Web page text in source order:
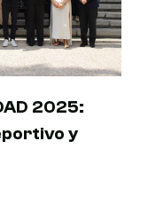
2025:
y